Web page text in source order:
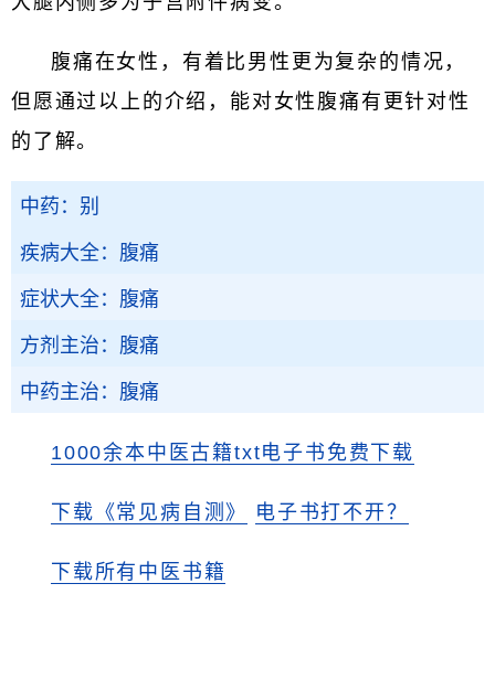
腹痛在女性，有着比男性更为复杂的情况，
但愿通过以上的介绍，能对女性腹痛有更针对性
的了解。
中药：别
疾病大全：腹痛
症状大全：腹痛
方剂主治：腹痛
中药主治：腹痛
1000余本中医古籍txt电子书免费下载
下载《常见病自测》 电子书打不开？
下载所有中医书籍